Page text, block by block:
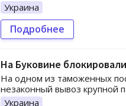
Украина
Подробнее
На Буковине
На одном из таможенных
незаконный вывоз крупной
Украина